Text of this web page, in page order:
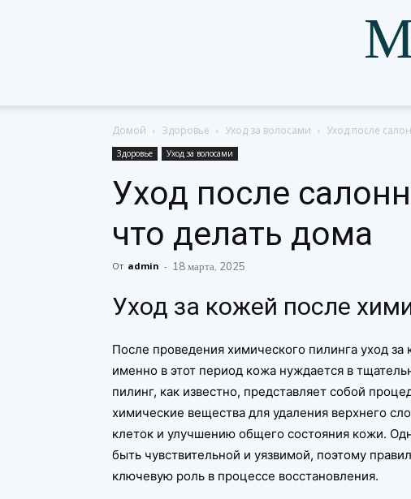
Домой Здоровье Уход за волосами Уход после
Здоровье Уход за волосами
Уход после
что делать дома
От admin - 18 марта, 2025
Уход за кожей после
После проведения химического пилинга уход
именно в этот период кожа нуждается в
пилинг, как известно, представляет собой
химические вещества для удаления верхнего
клеток и улучшению общего состояния кожи.
быть чувствительной и уязвимой, поэтому
ключевую роль в процессе восстановления.